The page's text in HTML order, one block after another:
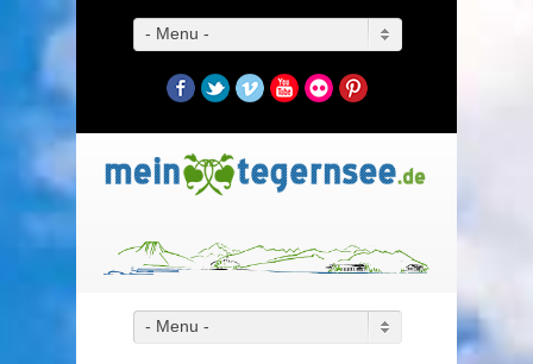
- Menu -
Facebook
TwitterVimeoYouTube
FlickrPinterest
- Menu -